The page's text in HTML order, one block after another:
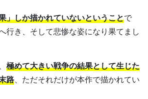
」しか描かれていないということで
行き、そして悲惨な姿になり果てまし
極めて大きい戦争の結果として生じた
路 、ただそれだけが本作で描かれてい